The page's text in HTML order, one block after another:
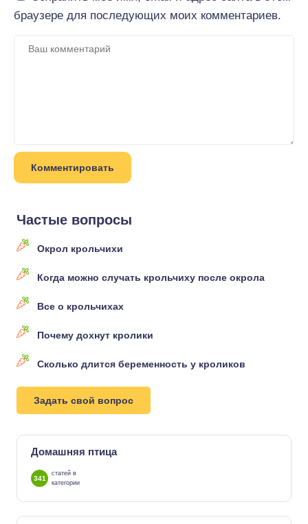
браузере для последующих моих комментариев.
Частые вопросы
Окрол крольчихи
Когда можно случать крольчиху после окрола
Все о крольчихах
Почему дохнут кролики
Сколько длится беременность у кроликов
Задать свой вопрос
Домашняя птица
341
статей в
категории